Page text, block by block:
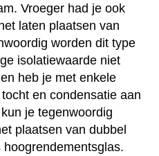
Vroeger had je ook
laten plaatsen van
worden dit type
isolatiewaarde niet
heb je met enkele
en condensatie aan
je tegenwoordig
plaatsen van dubbel